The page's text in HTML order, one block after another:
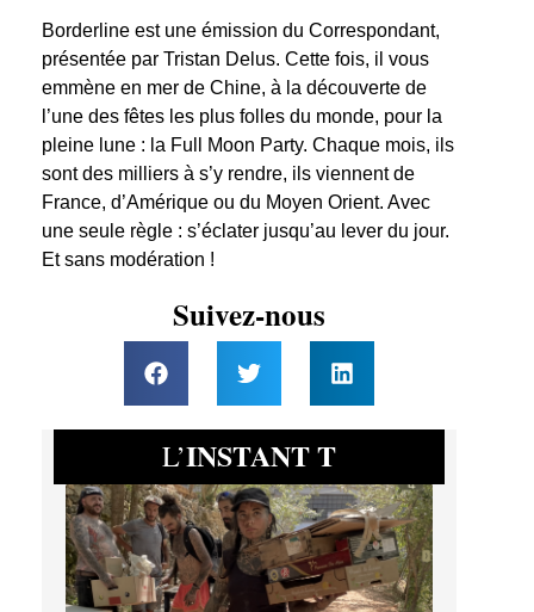
Borderline est une émission du Correspondant,
présentée par Tristan Delus. Cette fois, il vous
emmène en mer de Chine, à la découverte de
l’une des fêtes les plus folles du monde, pour la
pleine lune : la Full Moon Party. Chaque mois, ils
sont des milliers à s’y rendre, ils viennent de
France, d’Amérique ou du Moyen Orient. Avec
une seule règle : s’éclater jusqu’au lever du jour.
Et sans modération !
Suivez-nous
L’INSTANT T